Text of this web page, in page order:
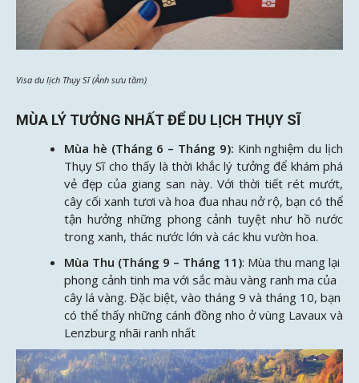
Visa du lịch Thụy Sĩ (Ảnh sưu tầm)
MÙA LÝ TƯỞNG NHẤT ĐỂ DU LỊCH THỤY SĨ
Mùa hè (Tháng 6 – Tháng 9): Kinh nghiệm du lịch
Thụy Sĩ cho thấy là thời khắc lý tưởng để khám phá
vẻ đẹp của giang san này. Với thời tiết rét mướt,
cây cối xanh tươi và hoa đua nhau nở rộ, bạn có thể
tận hưởng những phong cảnh tuyệt như hồ nước
trong xanh, thác nước lớn và các khu vườn hoa.
Mùa Thu (Tháng 9 – Tháng 11): Mùa thu mang lại
phong cảnh tinh ma với sắc màu vàng ranh ma của
cây lá vàng. Đặc biệt, vào tháng 9 và tháng 10, bạn
có thể thấy những cánh đồng nho ở vùng Lavaux và
Lenzburg nhãi ranh nhất